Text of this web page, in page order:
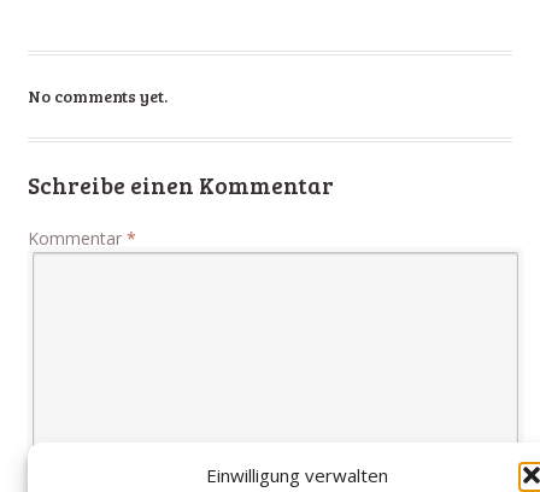
Einwilligung verwalten
No comments yet.
Schreibe einen Kommentar
Kommentar *